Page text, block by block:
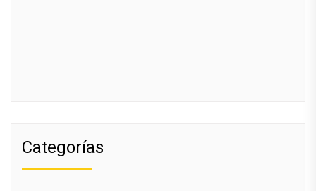
Categorías